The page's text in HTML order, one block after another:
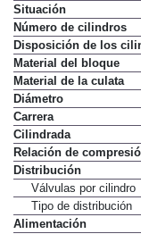
Situación
Número de cilindros
Disposición de los
Material del bloque
Material de la culata
Diámetro
Carrera
Cilindrada
Relación de
Distribución
Válvulas por cilindro
Tipo de distribución
Alimentación